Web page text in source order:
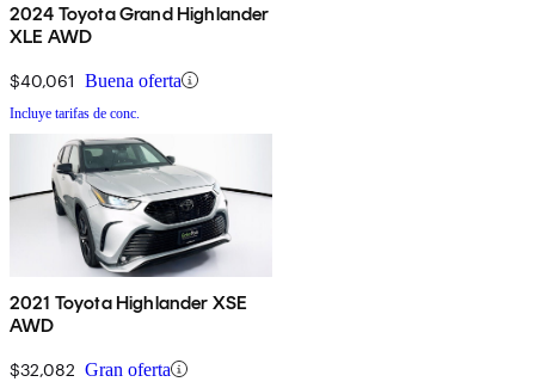
2024 Toyota Grand Highlander
XLE AWD
$40,061 Buena oferta
Incluye tarifas de conc.
2021 Toyota Highlander XSE
AWD
$32,082 Gran oferta